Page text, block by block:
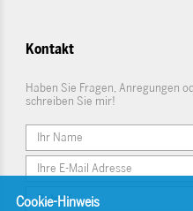
Kontakt
Haben Sie Fragen, Anregungen
schreiben Sie mir!
Cookie-Hinweis